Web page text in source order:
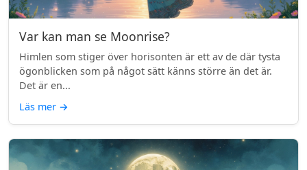
Var kan man se Moonrise?
Himlen som stiger över horisonten är ett av de där tysta
ögonblicken som på något sätt känns större än det är.
Det är en...
Läs mer →